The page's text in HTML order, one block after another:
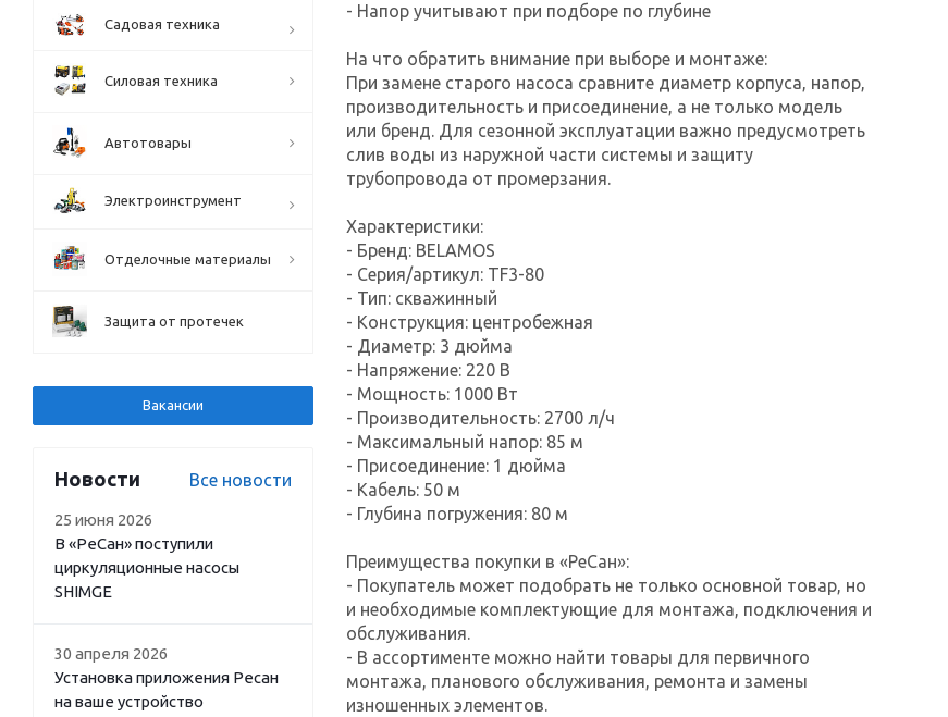
- Напор учитывают при подборе по глубине
На что обратить внимание при выборе и монтаже:
При замене старого насоса сравните диаметр корпуса, напор,
производительность и присоединение, а не только модель
или бренд. Для сезонной эксплуатации важно предусмотреть
слив воды из наружной части системы и защиту
трубопровода от промерзания.
Характеристики:
- Бренд: BELAMOS
- Серия/артикул: TF3-80
- Тип: скважинный
- Конструкция: центробежная
- Диаметр: 3 дюйма
- Напряжение: 220 В
- Мощность: 1000 Вт
- Производительность: 2700 л/ч
- Максимальный напор: 85 м
- Присоединение: 1 дюйма
- Кабель: 50 м
- Глубина погружения: 80 м
Преимущества покупки в «РеСан»:
- Покупатель может подобрать не только основной товар, но
и необходимые комплектующие для монтажа, подключения и
обслуживания.
- В ассортименте можно найти товары для первичного
монтажа, планового обслуживания, ремонта и замены
изношенных элементов.
Садовая техника
Силовая техника
Автотовары
Электроинструмент
Отделочные материалы
Защита от протечек
Вакансии
Новости Все новости
25 июня 2026
В «РеСан» поступили
циркуляционные насосы
SHIMGE
30 апреля 2026
Установка приложения Ресан
на ваше устройство